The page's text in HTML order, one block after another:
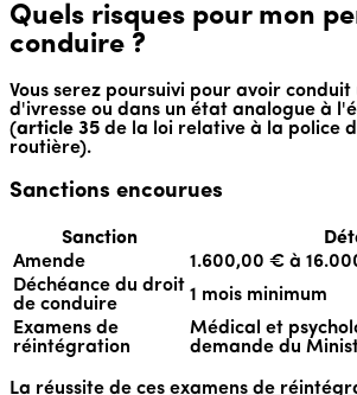
Quels risques pour mon
conduire ?
Vous serez poursuivi pour avoir
d'ivresse ou dans un état analogue à
(article 35 de la loi relative à la police
routière).
Sanctions encourues
Sanction
Amende
1.600,00 € à
Déchéance du droit
de conduire
1 mois minimum
Examens de
réintégration
Médical et
demande du
La réussite de ces examens de